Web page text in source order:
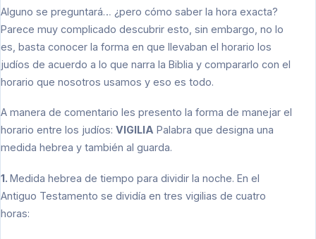
Alguno se preguntará… ¿pero cómo saber la hora exacta?
Parece muy complicado descubrir esto, sin embargo, no lo
es, basta conocer la forma en que llevaban el horario los
judíos de acuerdo a lo que narra la Biblia y compararlo con el
horario que nosotros usamos y eso es todo.
A manera de comentario les presento la forma de manejar el
horario entre los judíos: VIGILIA Palabra que designa una
medida hebrea y también al guarda.
1. Medida hebrea de tiempo para dividir la noche. En el
Antiguo Testamento se dividía en tres vigilias de cuatro
horas: